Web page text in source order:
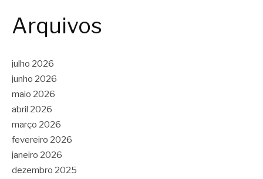
Arquivos
julho 2026
junho 2026
maio 2026
abril 2026
março 2026
fevereiro 2026
janeiro 2026
dezembro 2025